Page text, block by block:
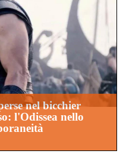
nel bicchier
l'Odissea nello